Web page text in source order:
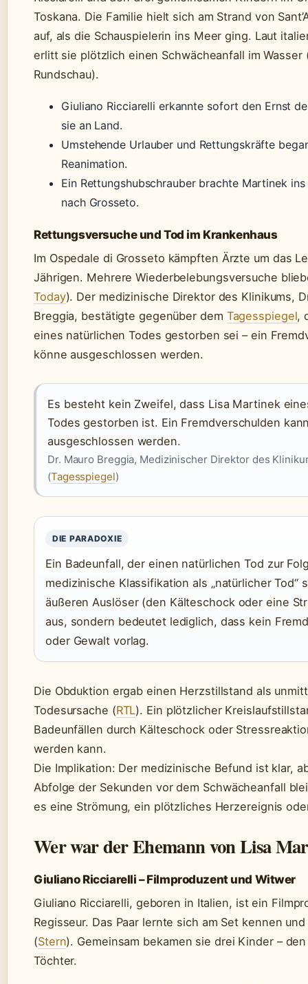
Toskana. Die Familie hielt sich am Strand von
auf, als die Schauspielerin ins Meer ging. Laut
erlitt sie plötzlich einen Schwächeanfall im Wasser
Rundschau).
Giuliano Ricciarelli erkannte sofort den Ernst
sie an Land.
Umstehende Urlauber und Rettungskräfte
Reanimation.
Ein Rettungshubschrauber brachte Martinek ins
nach Grosseto.
Rettungsversuche und Tod im Krankenhaus
Im Ospedale di Grosseto kämpften Ärzte um das
Jährigen. Mehrere Wiederbelebungsversuche
Today). Der medizinische Direktor des Klinikums,
Breggia, bestätigte gegenüber dem Tagesspiegel,
eines natürlichen Todes gestorben sei – ein
könne ausgeschlossen werden.
Es besteht kein Zweifel, dass Lisa Martinek
Todes gestorben ist. Ein Fremdverschulden
ausgeschlossen werden.
Dr. Mauro Breggia, Medizinischer Direktor des
(Tagesspiegel)
DIE PARADOXIE
Ein Badeunfall, der einen natürlichen Tod zur
medizinische Klassifikation als „natürlicher Tod“
äußeren Auslöser (den Kälteschock oder eine
aus, sondern bedeutet lediglich, dass kein
oder Gewalt vorlag.
Die Obduktion ergab einen Herzstillstand als
Todesursache (RTL). Ein plötzlicher
Badeunfällen durch Kälteschock oder
werden kann.
Die Implikation: Der medizinische Befund ist klar,
Abfolge der Sekunden vor dem Schwächeanfall
es eine Strömung, ein plötzliches Herzereignis
Wer war der Ehemann von Lisa
Giuliano Ricciarelli – Filmproduzent und Witwer
Giuliano Ricciarelli, geboren in Italien, ist ein
Regisseur. Das Paar lernte sich am Set kennen
(Stern). Gemeinsam bekamen sie drei Kinder –
Töchter.